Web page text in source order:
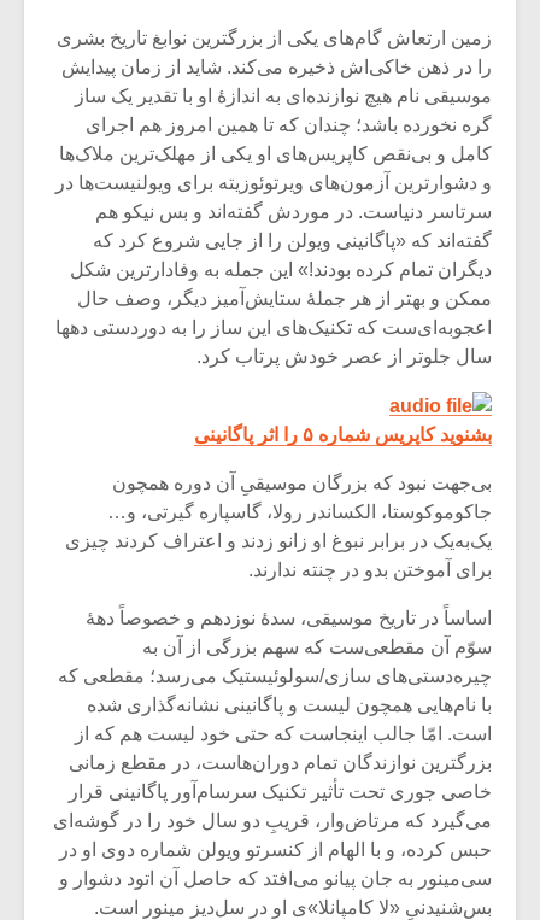
زمین ارتعاش گام‌های یکی از بزرگترین نوابغ تاریخ بشری
را در ذهن خاکی‌اش ذخیره می‌کند. شاید از زمان پیدایش
موسیقی نام هیچ نوازنده‌ای به اندازۀ او با تقدیر یک ساز
گره نخورده باشد؛ چندان که تا همین امروز هم اجرای
کامل و بی‌نقص کاپریس‌های او یکی از مهلک‌ترین ملاک‌ها
و دشوارترین آزمون‌های ویرتوئوزیته برای ویولنیست‌ها در
سرتاسر دنیاست. در موردش گفته‌اند و بس نیکو هم
گفته‌اند که «پاگانینی ویولن را از جایی شروع کرد که
دیگران تمام کرده بودند!» این جمله به وفادارترین شکل
ممکن و بهتر از هر جملۀ ستایش‌آمیز دیگر، وصف حال
اعجوبه‌ای‌ست که تکنیک‌های این ساز را به دوردستی دهها
سال جلوتر از عصر خودش پرتاب کرد.
بشنوید کاپریس شماره ۵ را اثر پاگانینی
بی‌جهت نبود که بزرگان موسیقیِ آن دوره همچون
جاکوموکوستا، الکساندر رولا، گاسپاره گیرتی، و…
یک‌به‌یک در برابر نبوغ او زانو زدند و اعتراف کردند چیزی
برای آموختن بدو در چنته ندارند.
اساساً در تاریخ موسیقی، سدۀ نوزدهم و خصوصاً دهۀ
سوّم آن مقطعی‌ست که سهم بزرگی از آن به
چیره‌دستی‌های سازی/سولوئیستیک می‌رسد؛ مقطعی که
با نام‌هایی همچون لیست و پاگانینی نشانه‌گذاری شده
است. امّا جالب اینجاست که حتی خود لیست هم که از
بزرگترین نوازندگان تمام دوران‌هاست، در مقطع زمانی
خاصی جوری تحت تأثیر تکنیک سرسام‌آور پاگانینی قرار
می‌گیرد که مرتاض‌وار، قریبِ دو سال خود را در گوشه‌ای
حبس کرده، و با الهام از کنسرتو ویولن شماره دوی او در
سی‌مینور به جان پیانو می‌افتد که حاصل آن اتود دشوار و
بس‌شنیدنیِ «لا کامپانلا»ی او در سل‌دیز مینور است.
یادداشتی بر موسیقی
متن فیلم «متری
شیش و نیم»
اگر نمی توانی
مشهورترین باشی،
بدنام ترین باش
موسیقی
موسیقی
برگزار
سکانسی